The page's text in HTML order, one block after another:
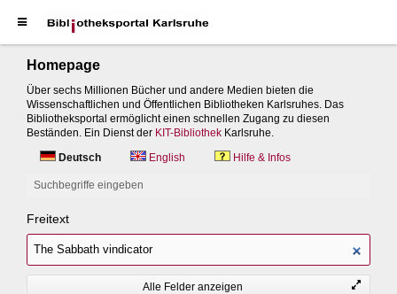
Homepage
Über sechs Millionen Bücher und andere Medien bieten die
Wissenschaftlichen und Öffentlichen Bibliotheken Karlsruhes. Das
Bibliotheksportal ermöglicht einen schnellen Zugang zu diesen
Beständen. Ein Dienst der KIT-Bibliothek Karlsruhe.
Deutsch
English Hilfe & Infos
Suchbegriffe eingeben
Freitext
Alle Felder anzeigen